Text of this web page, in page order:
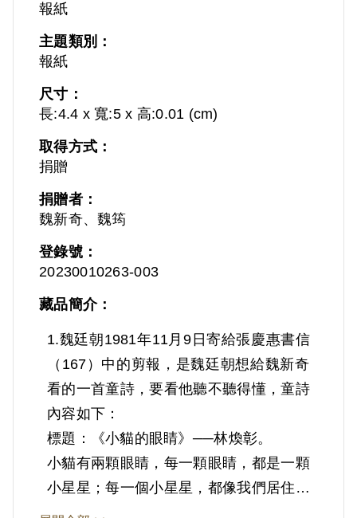
報紙
主題類別：
報紙
尺寸：
長:4.4 x 寬:5 x 高:0.01 (cm)
取得方式：
捐贈
捐贈者：
魏新奇、魏筠
登錄號：
20230010263-003
藏品簡介：
1.魏廷朝1981年11月9日寄給張慶惠書信
（167）中的剪報，是魏廷朝想給魏新奇
看的一首童詩，要看他聽不聽得懂，童詩
內容如下：
標題：《小貓的眼睛》──林煥彰。
小貓有兩顆眼睛，每一顆眼睛，都是一顆
小星星；每一個小星星，都像我們居住的
地方，有千千萬萬的人；小貓的眼睛就住